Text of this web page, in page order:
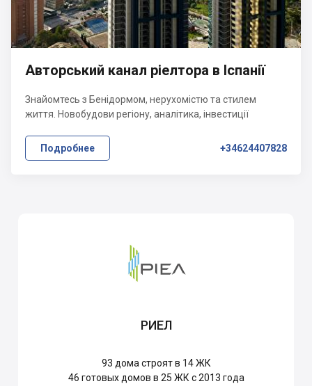
Авторський канал ріелтора в Іспанії
Знайомтесь з Бенідормом, нерухомістю та стилем
життя. Новобудови регіону, аналітика, інвестиції
Подробнее +34624407828
РИЕЛ
93 дома строят в 14 ЖК
46 готовых домов в 25 ЖК с 2013 года